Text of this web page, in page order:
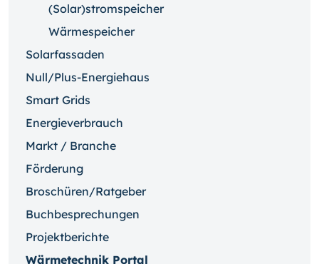
(Solar)stromspeicher
Wärmespeicher
Solarfassaden
Null/Plus-Energiehaus
Smart Grids
Energieverbrauch
Markt / Branche
Förderung
Broschüren/Ratgeber
Buchbesprechungen
Projektberichte
Wärmetechnik Portal